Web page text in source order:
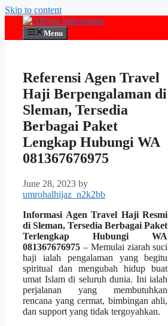
Skip to content
Menu
Referensi Agen Travel
Haji Berpengalaman di
Sleman, Tersedia
Berbagai Paket
Lengkap Hubungi WA
081367676975
June 28, 2023 by
umrohalhijaz_n2k2bb
Informasi Agen Travel Haji Resmi
di Sleman, Tersedia Berbagai Paket
Terlengkap Hubungi WA
081367676975 – Memulai ziarah suci
haji ialah pengalaman yang begitu
spiritual dan mengubah hidup buat
umat Islam di seluruh dunia. Ini ialah
perjalanan yang membutuhkan
rencana yang cermat, bimbingan ahli,
dan support yang tidak tergoyahkan.